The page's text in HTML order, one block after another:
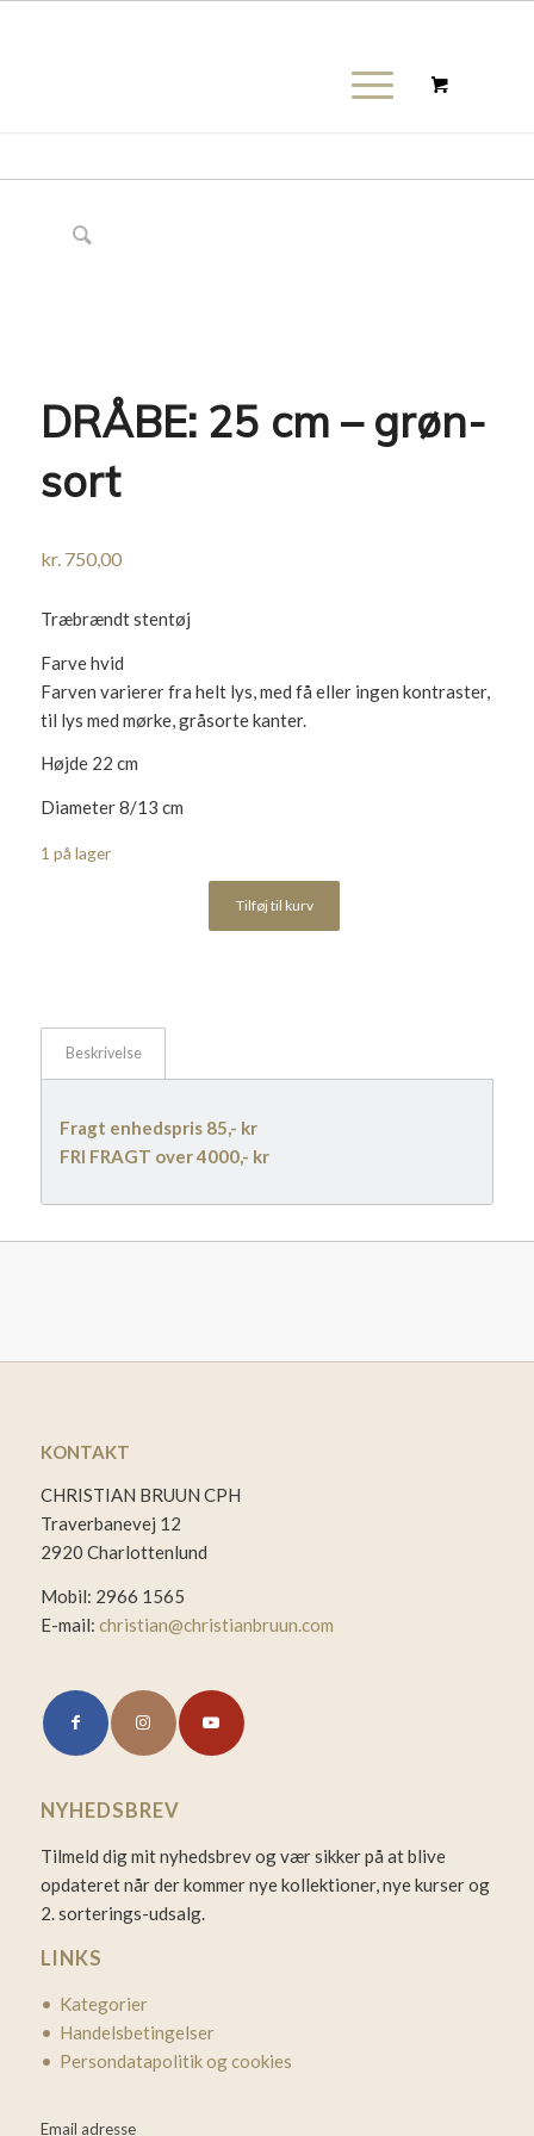
DRÅBE: 25 cm – grøn-
sort
kr.750,00
Træbrændt stentøj
Farve hvid
Farven varierer fra helt lys, med få eller ingen kontraster,
til lys med mørke, gråsorte kanter.
Højde 22 cm
Diameter 8/13 cm
1 på lager
Tilføj til kurv
Beskrivelse
Fragt enhedspris 85,- kr
FRI FRAGT over 4000,- kr
KONTAKT
CHRISTIAN BRUUN CPH
Traverbanevej 12
2920 Charlottenlund
Mobil: 2966 1565
E-mail: christian@christianbruun.com
NYHEDSBREV
Tilmeld dig mit nyhedsbrev og vær sikker på at blive
opdateret når der kommer nye kollektioner, nye kurser og
2. sorterings-udsalg.
LINKS
• Kategorier
• Handelsbetingelser
• Persondatapolitik og cookies
Email adresse